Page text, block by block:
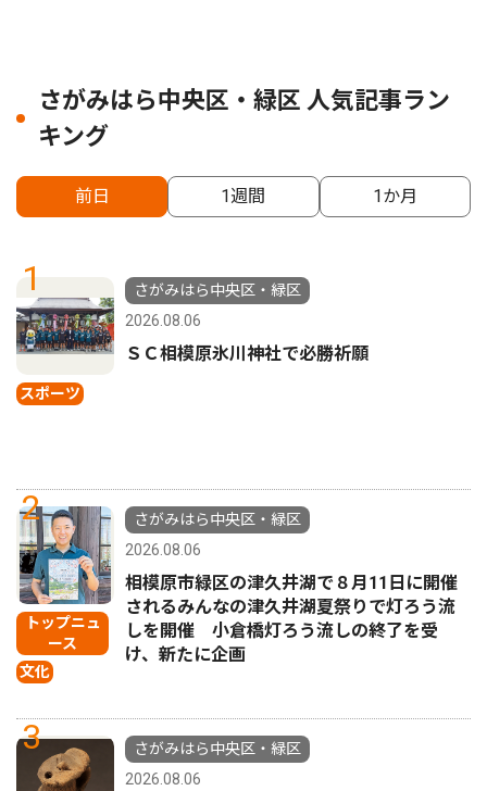
さがみはら中央区・緑区 人気記事ラン
キング
前日 1週間 1か月
1
スポーツ
さがみはら中央区・緑区
2026.08.06
ＳＣ相模原氷川神社で必勝祈願
2
トップニュ
ース
文化
さがみはら中央区・緑区
2026.08.06
相模原市緑区の津久井湖で８月11日に開催
されるみんなの津久井湖夏祭りで灯ろう流
しを開催 小倉橋灯ろう流しの終了を受
け、新たに企画
3
さがみはら中央区・緑区
2026.08.06